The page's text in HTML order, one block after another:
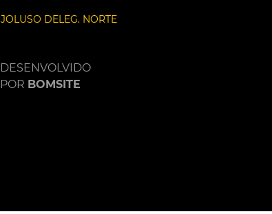
JOLUSO DELEG. NORTE
DESENVOLVIDO
POR BOMSITE